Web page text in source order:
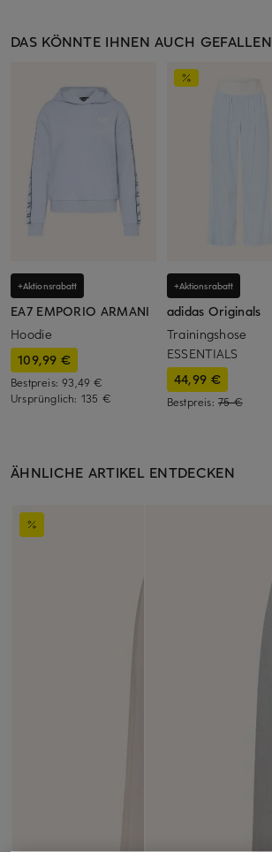
DAS KÖNNTE IHNEN AUCH GEFALLEN
+Aktionsrabatt
EA7 EMPORIO ARMANI
Hoodie
109,99 €
Bestpreis:93,49 €
Ursprünglich: 135 €
+Aktionsrabatt
adidas Originals
Trainingshose
ESSENTIALS
44,99 €
Bestpreis: 75 €
ÄHNLICHE ARTIKEL ENTDECKEN